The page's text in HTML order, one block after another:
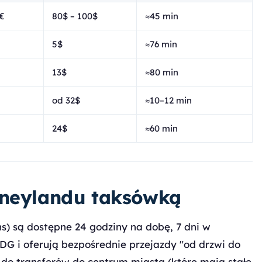
80$ – 100$ ≈45 min
5$ ≈76 min
13$ ≈80 min
od 32$ ≈10–12 min
24$ ≈60 min
taksówką
są dostępne 24 godziny na dobę, 7 dni w
i oferują bezpośrednie przejazdy "od drzwi do